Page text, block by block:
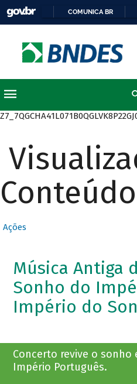
COMUNICA BR
Ações
Música Antiga
Sonho do
Império do
Concerto revive o sonho
Império Português.